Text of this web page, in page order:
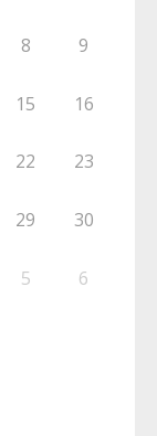
8 9
15 16
22 23
29 30
5 6